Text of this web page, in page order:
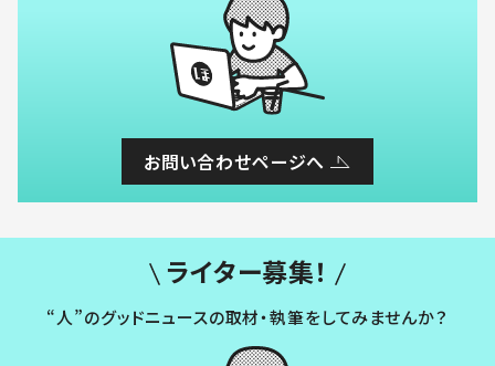
お問い合わせページへ
ライター募集！
“人”のグッドニュースの取材・執筆をしてみませんか？